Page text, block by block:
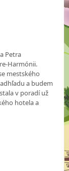
Petra
Harmónii.
mestského
a budem
v poradí už
hotela a